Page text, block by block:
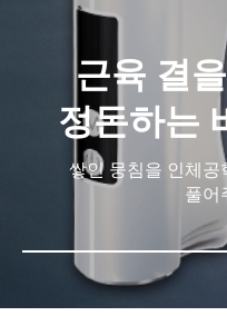
탄탄한 라
리
허벅지·팔·복부 등 고
바디